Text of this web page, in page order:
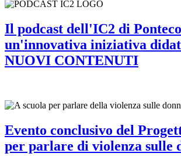
Il podcast dell'IC2 di
un'innovativa iniziativa
NUOVI CONTENUTI
Evento conclusivo del
per parlare di violenza sulle